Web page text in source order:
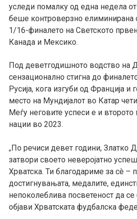
уследи помалку од една недела
беше контроверзно елиминирана
1/16-финалето на Светското
Канада и Мексико.
Под деветгодишното водство на
сензационално стигна до
Русија, кога изгуби од Франција и
место на Мундијалот во Катар
Меѓу неговите успеси е и
нации во 2023.
„ По речиси девет години, Златко
затвори своето неверојатно
Хрватска. Ти благодариме за сè –
достигнувањата, медалите,
непоколеблива посветеност да
објави Хрватската фудбалска